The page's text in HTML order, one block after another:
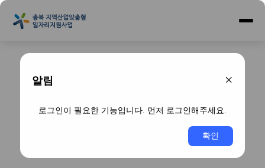
알림 ×
로그인이 필요한 기능입니다. 먼저 로그인해주세요.
확인